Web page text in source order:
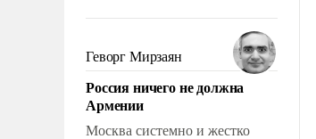
Сложившаяся ситуация
означает многолетний период
уязвимости США, например,
перед Китаем.
Геворг Мирзаян
Россия ничего не должна
Армении
Москва системно и жестко